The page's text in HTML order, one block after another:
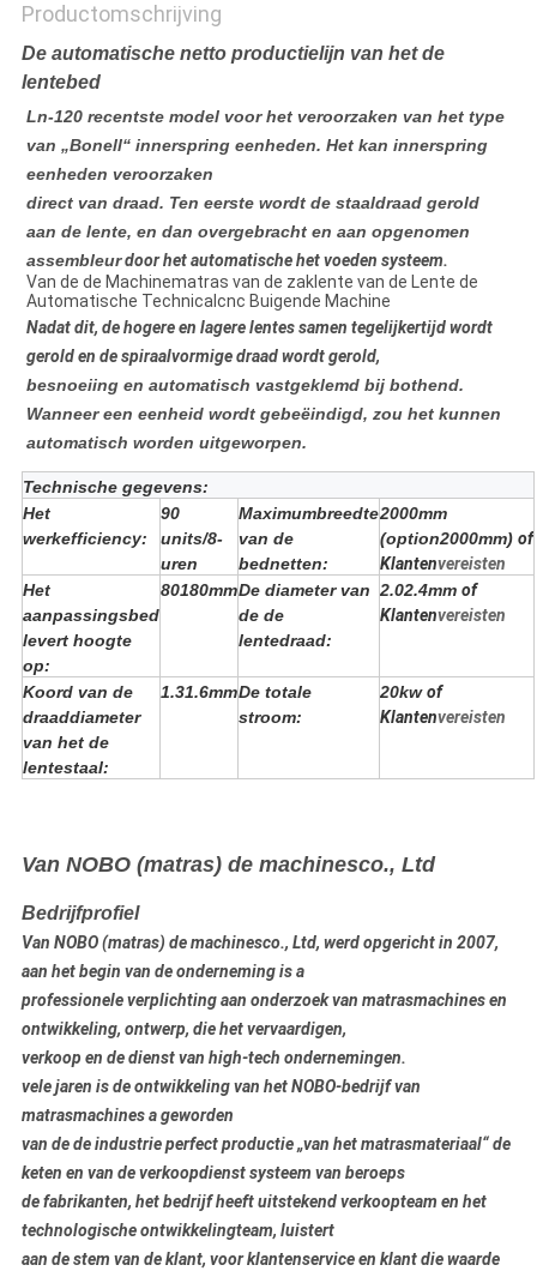
Productomschrijving
De automatische netto productielijn van het de
lentebed
Ln-120 recentste model voor het veroorzaken van het type
van „Bonell“ innerspring eenheden. Het kan innerspring
eenheden veroorzaken
direct van draad. Ten eerste wordt de staaldraad gerold
aan de lente, en dan overgebracht en aan opgenomen
assembleurdoor het automatische het voeden systeem.
Van de de Machinematras van de zaklente van de Lente de
Automatische Technicalcnc Buigende Machine
Nadat dit, de hogere en lagere lentes samen tegelijkertijd wordt
gerold en de spiraalvormige draad wordt gerold,
besnoeiing en automatisch vastgeklemd bij bothend.
Wanneer een eenheid wordt gebeëindigd, zou het kunnen
automatisch worden uitgeworpen.
Technische gegevens:
Het
werkefficiency:
90
units/8-
uren
Maximumbreedte
van de
bednetten:
2000mm
(option2000mm) of
Klantenvereisten
Het
aanpassingsbed
levert hoogte
op:
80180mmDe diameter van
de de
lentedraad:
2.02.4mm of
Klantenvereisten
Koord van de
draaddiameter
van het de
lentestaal:
1.31.6mmDe totale
stroom:
20kwof
Klantenvereisten
Van NOBO (matras) de machinesco., Ltd
Bedrijfprofiel
Van NOBO (matras) de machinesco., Ltd, werd opgericht in 2007,
aan het begin van de onderneming is a
professionele verplichting aan onderzoekvan matrasmachinesen
ontwikkeling, ontwerp, die het vervaardigen,
verkoop en de dienst van high-tech ondernemingen.
vele jaren is de ontwikkeling van het NOBO-bedrijf van
matrasmachines a geworden
van de de industrie perfect productie „van het matrasmateriaal“ de
keten en van de verkoopdienst systeem van beroeps
de fabrikanten, het bedrijf heeft uitstekend verkoopteam en het
technologische ontwikkelingteam, luistert
aan de stem van de klant, voor klantenservice en klant die waarde